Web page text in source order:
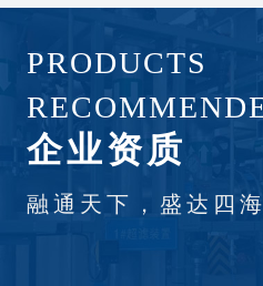
PRODUCTS
企业资质
融通天下，盛达四海